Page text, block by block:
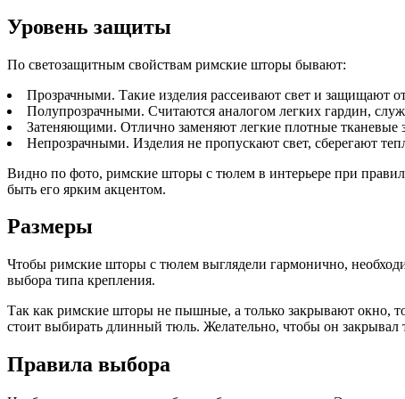
Уровень защиты
По светозащитным свойствам римские шторы бывают:
Прозрачными. Такие изделия рассеивают свет и защищают
Полупрозрачными. Считаются аналогом легких гардин,
Затеняющими. Отлично заменяют легкие плотные тканевые
Непрозрачными. Изделия не пропускают свет, сберегают
Видно по фото, римские шторы с тюлем в интерьере при
быть его ярким акцентом.
Размеры
Чтобы римские шторы с тюлем выглядели гармонично,
выбора типа крепления.
Так как римские шторы не пышные, а только закрывают окно,
стоит выбирать длинный тюль. Желательно, чтобы он закрывал
Правила выбора